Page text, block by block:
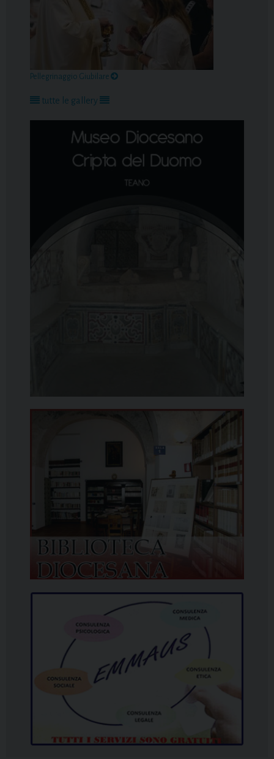
Pellegrinaggio Giubilare
tutte le gallery